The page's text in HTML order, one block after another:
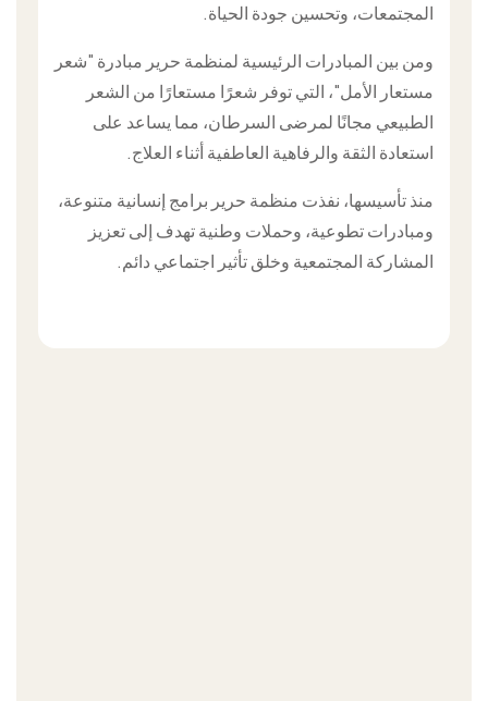
المجتمعات، وتحسين جودة الحياة.
ومن بين المبادرات الرئيسية لمنظمة حرير مبادرة "شعر
مستعار الأمل"، التي توفر شعرًا مستعارًا من الشعر
الطبيعي مجانًا لمرضى السرطان، مما يساعد على
استعادة الثقة والرفاهية العاطفية أثناء العلاج.
منذ تأسيسها، نفذت منظمة حرير برامج إنسانية متنوعة،
ومبادرات تطوعية، وحملات وطنية تهدف إلى تعزيز
المشاركة المجتمعية وخلق تأثير اجتماعي دائم.